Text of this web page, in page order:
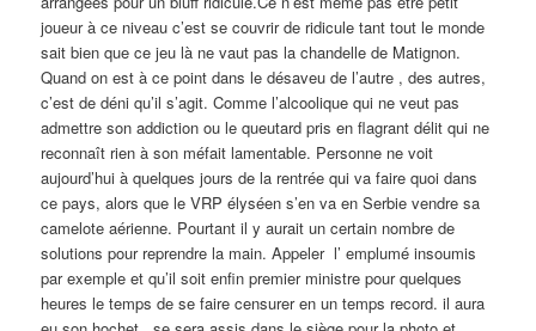
joueur à ce niveau c’est se couvrir de ridicule tant tout le monde
sait bien que ce jeu là ne vaut pas la chandelle de Matignon.
Quand on est à ce point dans le désaveu de l’autre , des autres,
c’est de déni qu’il s’agit. Comme l’alcoolique qui ne veut pas
admettre son addiction ou le queutard pris en flagrant délit qui ne
reconnaît rien à son méfait lamentable. Personne ne voit
aujourd’hui à quelques jours de la rentrée qui va faire quoi dans
ce pays, alors que le VRP élyséen s’en va en Serbie vendre sa
camelote aérienne. Pourtant il y aurait un certain nombre de
solutions pour reprendre la main. Appeler l’ emplumé insoumis
par exemple et qu’il soit enfin premier ministre pour quelques
heures le temps de se faire censurer en un temps record. il aura